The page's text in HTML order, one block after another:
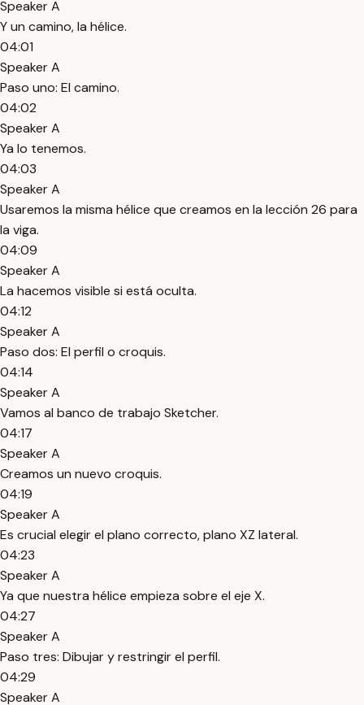
Speaker A
Y un camino, la hélice.
04:01
Speaker A
Paso uno: El camino.
04:02
Speaker A
Ya lo tenemos.
04:03
Speaker A
Usaremos la misma hélice que creamos en la lección 26 para
la viga.
04:09
Speaker A
La hacemos visible si está oculta.
04:12
Speaker A
Paso dos: El perfil o croquis.
04:14
Speaker A
Vamos al banco de trabajo Sketcher.
04:17
Speaker A
Creamos un nuevo croquis.
04:19
Speaker A
Es crucial elegir el plano correcto, plano XZ lateral.
04:23
Speaker A
Ya que nuestra hélice empieza sobre el eje X.
04:27
Speaker A
Paso tres: Dibujar y restringir el perfil.
04:29
Speaker A